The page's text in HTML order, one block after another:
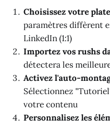
Choisissez votre
paramètres diffèrent
LinkedIn (1:1)
Importez vos rushs
détectera les
Activez l'auto-
Sélectionnez
votre contenu
Personnalisez les